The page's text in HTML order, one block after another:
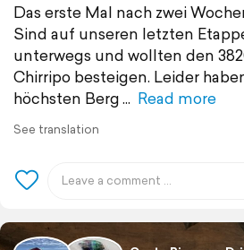
Das erste Mal nach zwei
Sind auf unseren letzten
unterwegs und wollten den
Chirripo besteigen. Leider
höchsten Berg
Read more
See translation